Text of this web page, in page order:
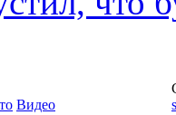
Видео